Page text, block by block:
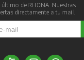
de RHONA. Nuestras
directamente a tu mail.